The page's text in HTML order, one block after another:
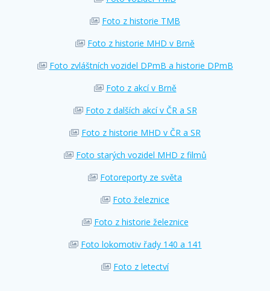
Foto z historie TMB
Foto z historie MHD v Brně
Foto zvláštních vozidel DPmB a historie DPmB
Foto z akcí v Brně
Foto z dalších akcí v ČR a SR
Foto z historie MHD v ČR a SR
Foto starých vozidel MHD z filmů
Fotoreporty ze světa
Foto železnice
Foto z historie železnice
Foto lokomotiv řady 140 a 141
Foto z letectví